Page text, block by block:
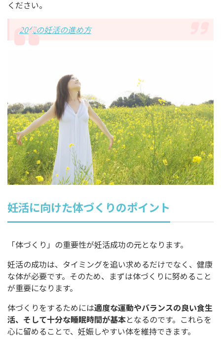
ください。
20代の妊活の進め方
妊活に向けた体づくりのポイント
「体づくり」の重要性が妊活成功の元となります。
妊活の成功は、タイミングを追い求めるだけでなく、健康
な体が必要です。そのため、まずは体づくりに努めること
が重要になります。
体づくりをするためには適度な運動やバランスの良い食生
活、そして十分な睡眠時間が基本となるのです。これらを
心に留めることで、妊娠しやすい体を維持できます。